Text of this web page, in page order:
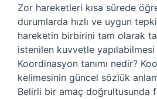
Zor hareketleri kısa sürede
durumlarda hızlı ve uygun
hareketin birbirini tam olarak
istenilen kuvvetle
Koordinasyon tanımı nedir?
kelimesinin güncel sözlük
Belirli bir amaç doğrultusunda